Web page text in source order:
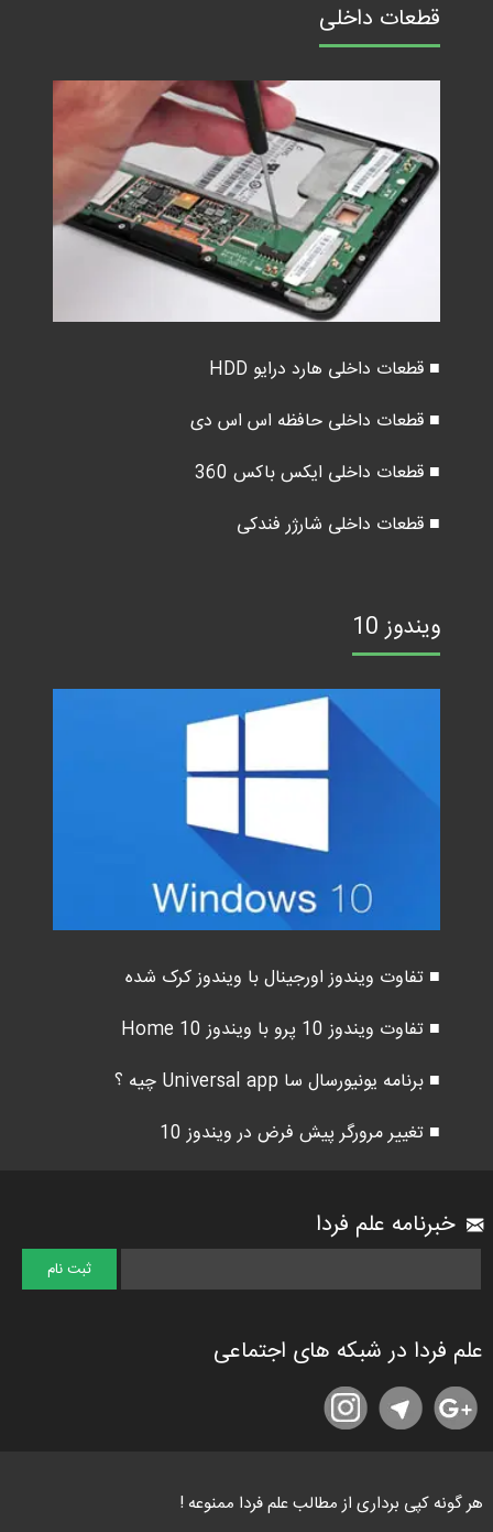
قطعات داخلی
■ قطعات داخلی هارد درایو HDD
■ قطعات داخلی حافظه اس اس دی
■ قطعات داخلی ایکس باکس 360
■ قطعات داخلی شارژر فندکی
ویندوز 10
■ تفاوت ویندوز اورجینال با ویندوز کرک شده
■ تفاوت ویندوز 10 پرو با ویندوز 10 Home
■ برنامه یونیورسال سا Universal app چیه ؟
■ تغییر مرورگر پیش فرض در ویندوز 10
خبرنامه علم فردا
علم فردا در شبکه های اجتماعی
هر گونه کپی برداری از مطالب علم فردا ممنوعه !